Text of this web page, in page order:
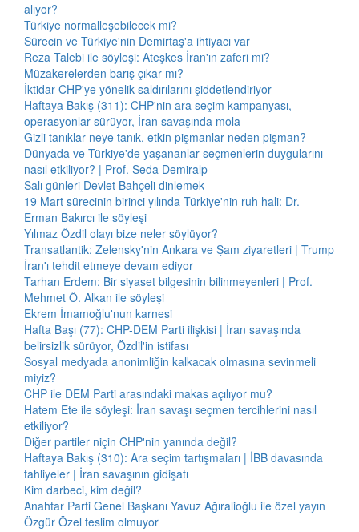
alıyor?
Türkiye normalleşebilecek mi?
Sürecin ve Türkiye'nin Demirtaş'a ihtiyacı var
Reza Talebi ile söyleşi: Ateşkes İran'ın zaferi mi?
Müzakerelerden barış çıkar mı?
İktidar CHP'ye yönelik saldırılarını şiddetlendiriyor
Haftaya Bakış (311): CHP'nin ara seçim kampanyası,
operasyonlar sürüyor, İran savaşında mola
Gizli tanıklar neye tanık, etkin pişmanlar neden pişman?
Dünyada ve Türkiye'de yaşananlar seçmenlerin duygularını
nasıl etkiliyor? | Prof. Seda Demiralp
Salı günleri Devlet Bahçeli dinlemek
19 Mart sürecinin birinci yılında Türkiye'nin ruh hali: Dr.
Erman Bakırcı ile söyleşi
Yılmaz Özdil olayı bize neler söylüyor?
Transatlantik: Zelensky'nin Ankara ve Şam ziyaretleri | Trump
İran'ı tehdit etmeye devam ediyor
Tarhan Erdem: Bir siyaset bilgesinin bilinmeyenleri | Prof.
Mehmet Ö. Alkan ile söyleşi
Ekrem İmamoğlu'nun karnesi
Hafta Başı (77): CHP-DEM Parti ilişkisi | İran savaşında
belirsizlik sürüyor, Özdil'in istifası
Sosyal medyada anonimliğin kalkacak olmasına sevinmeli
miyiz?
CHP ile DEM Parti arasındaki makas açılıyor mu?
Hatem Ete ile söyleşi: İran savaşı seçmen tercihlerini nasıl
etkiliyor?
Diğer partiler niçin CHP'nin yanında değil?
Haftaya Bakış (310): Ara seçim tartışmaları | İBB davasında
tahliyeler | İran savaşının gidişatı
Kim darbeci, kim değil?
Anahtar Parti Genel Başkanı Yavuz Ağıralioğlu ile özel yayın
Özgür Özel teslim olmuyor